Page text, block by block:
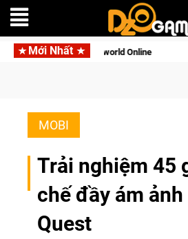
Mới Nhất
với tên gọi Palworld Online
MOBI
Trải nghiệm 45
chế đầy ám
Quest